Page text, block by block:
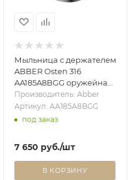
Мыльница с держателем
ABBER Osten 316
AA185A8BGG оружейная
сталь брашированная
Производитель: Abber
Артикул: AA185A8BGG
под заказ
7 650 руб./шт
В КОРЗИНУ